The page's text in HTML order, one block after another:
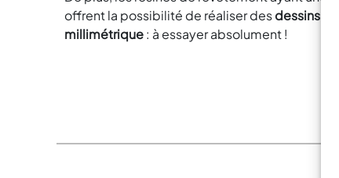
offrent la possibilité de réaliser desdessins et
millimétrique: à essayer absolument !